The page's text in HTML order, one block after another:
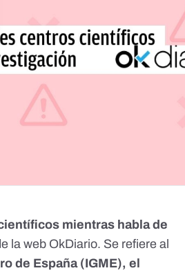
mientras habla de
la web OkDiario. Se refiere al
de España (IGME), el